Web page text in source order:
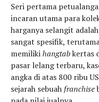
Seri pertama
incaran utama para
harganya selangit
sangat spesifik,
memilikihangtabkertas
pasar lelang terbaru,
angka di atas 800 ribu
sejarah sebuah franchise